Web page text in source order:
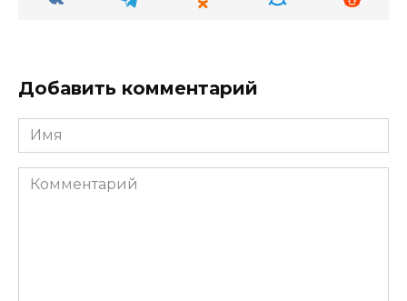
Добавить комментарий
Имя
Комментарий